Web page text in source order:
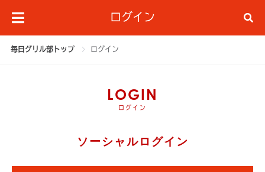
ログイン
毎日グリル部トップ ログイン
LOGIN
ログイン
ソーシャルログイン